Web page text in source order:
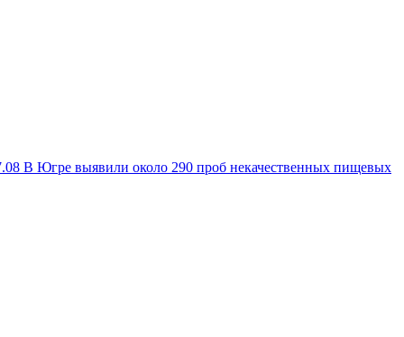
В Югре выявили около 290 проб некачественных пищевых